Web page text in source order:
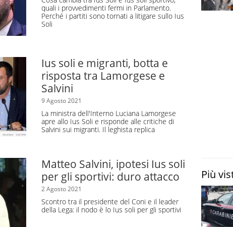
e Ius Scholae sembrano per lo più di etichetta
utilizzano indistintamente come sinonimi, in
cultura’) si intende un percorso che porta lo
nato in Italia o se arrivato prima dei 12 anni e
con esito positivo se si tratta di scuole
sulla scuola’) si intende la possibilità di acquisire
in Italia dopo i 12 anni, se hanno almeno 6
per trasmissione’). Si tratta del principio
essere trasmessa da un familiare all’altro, ad
quali i provvedimenti fermi in Parlamento.
Perché i partiti sono tornati a litigare sullo Ius
Soli
Ius soli e migranti, botta e
risposta tra Lamorgese e
Salvini
9 Agosto 2021
La ministra dell'Interno Luciana Lamorgese
apre allo Ius Soli e risponde alle critiche di
Salvini sui migranti. Il leghista replica
Matteo Salvini, ipotesi Ius soli
per gli sportivi: duro attacco
2 Agosto 2021
Scontro tra il presidente del Coni e il leader
della Lega: il nodo è lo Ius soli per gli sportivi
Più